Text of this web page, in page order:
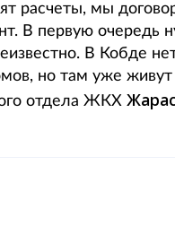
расчеты, мы
В первую
В Кобде
но там уже
отдела ЖКХ